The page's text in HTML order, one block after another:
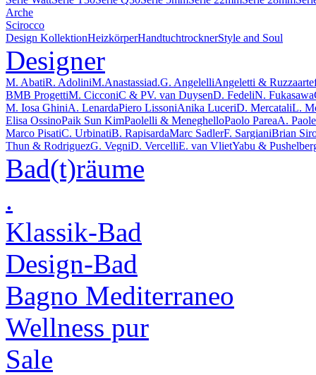
Arche
Scirocco
Design KollektionHeizkörperHandtuchtrocknerStyle and Soul
Designer
M. AbatiR. AdoliniM.Anastassiad.G. AngelelliAngeletti & Ruzza
BMB ProgettiM. CicconiC & PV. van DuysenD. FedeliN. Fukasawa
M. Iosa GhiniA. LenardaPiero LissoniAnika LuceriD. MercataliL.
Elisa OssinoPaik Sun KimPaolelli & MeneghelloPaolo PareaA.
Marco PisatiC. UrbinatiB. RapisardaMarc SadlerF. SargianiBrian
Thun & RodriguezG. VegniD. VercelliE. van VlietYabu &
Bad(t)räume
.
Klassik-Bad
Design-Bad
Bagno Mediterraneo
Wellness pur
Sale